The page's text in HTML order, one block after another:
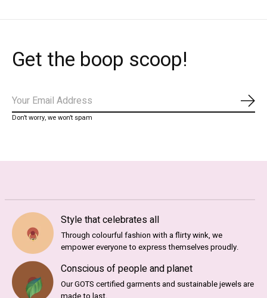
Get the boop scoop!
Don’t worry, we won’t spam
Style that celebrates all
Through colourful fashion with a flirty wink, we
empower everyone to express themselves proudly.
Conscious of people and planet
Our GOTS certified garments and sustainable jewels are